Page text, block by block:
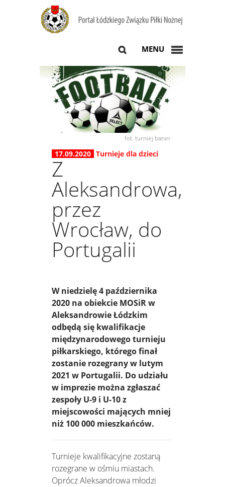
MENU
fot. turniej baner
17.09.2020 Turnieje dla dzieci
Z
Aleksandrowa,
przez
Wrocław, do
Portugalii
W niedzielę 4 października
2020 na obiekcie MOSiR w
Aleksandrowie Łódzkim
odbędą się kwalifikacje
międzynarodowego turnieju
piłkarskiego, którego finał
zostanie rozegrany w lutym
2021 w Portugalii. Do udziału
w imprezie można zgłaszać
zespoły U-9 i U-10 z
miejscowości mających mniej
niż 100 000 mieszkańców.
Turnieje kwalifikacyjne zostaną
rozegrane w ośmiu miastach.
Oprócz Aleksandrowa młodzi